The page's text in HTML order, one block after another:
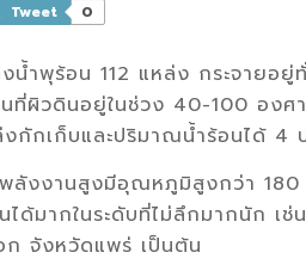
Tweet 0
งนํ้าพุร้อน 112 แหล่ง กระจายอ
ผิวดินอยู่ในช่วง 40-100 องศ
กเก็บและปริมาณนํ้าร้อนได้ 4 ป
งงานสูงมีอุณหภูมิสูงกว่า 180
ได้มากในระดับที่ไม่ลึกมากนัก
ก จังหวัดแพร่ เป็นต้น